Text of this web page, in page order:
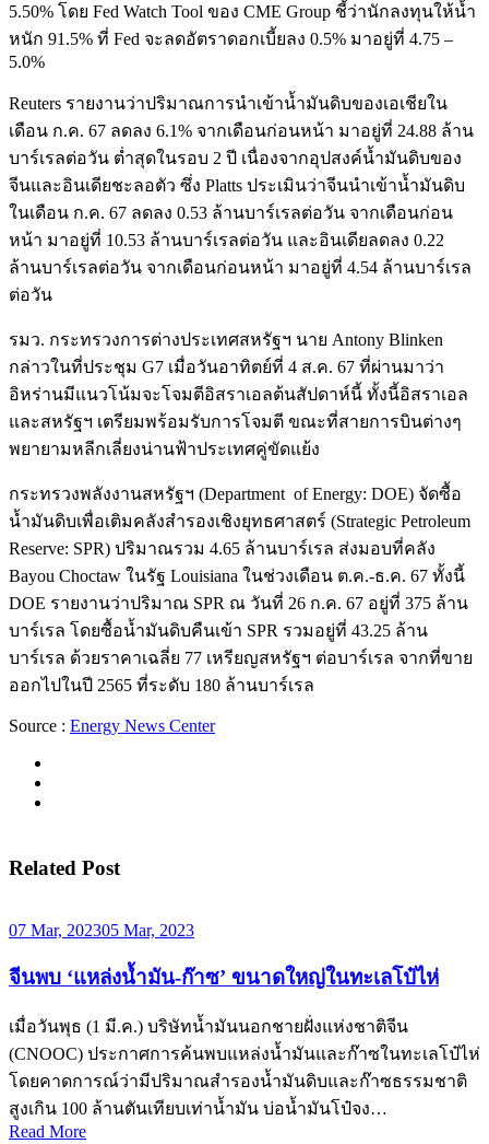
5.50% โดย Fed Watch Tool ของ CME Group ชี้ว่านักลงทุนให้น้ำ
หนัก 91.5% ที่ Fed จะลดอัตราดอกเบี้ยลง 0.5% มาอยู่ที่ 4.75 –
5.0%
Reuters รายงานว่าปริมาณการนำเข้าน้ำมันดิบของเอเชียใน
เดือน ก.ค. 67 ลดลง 6.1% จากเดือนก่อนหน้า มาอยู่ที่ 24.88 ล้าน
บาร์เรลต่อวัน ต่ำสุดในรอบ 2 ปี เนื่องจากอุปสงค์น้ำมันดิบของ
จีนและอินเดียชะลอตัว ซึ่ง Platts ประเมินว่าจีนนำเข้าน้ำมันดิบ
ในเดือน ก.ค. 67 ลดลง 0.53 ล้านบาร์เรลต่อวัน จากเดือนก่อน
หน้า มาอยู่ที่ 10.53 ล้านบาร์เรลต่อวัน และอินเดียลดลง 0.22
ล้านบาร์เรลต่อวัน จากเดือนก่อนหน้า มาอยู่ที่ 4.54 ล้านบาร์เรล
ต่อวัน
รมว. กระทรวงการต่างประเทศสหรัฐฯ นาย Antony Blinken
กล่าวในที่ประชุม G7 เมื่อวันอาทิตย์ที่ 4 ส.ค. 67 ที่ผ่านมาว่า
อิหร่านมีแนวโน้มจะโจมตีอิสราเอลต้นสัปดาห์นี้ ทั้งนี้อิสราเอล
และสหรัฐฯ เตรียมพร้อมรับการโจมตี ขณะที่สายการบินต่างๆ
พยายามหลีกเลี่ยงน่านฟ้าประเทศคู่ขัดแย้ง
กระทรวงพลังงานสหรัฐฯ (Department of Energy: DOE) จัดซื้อ
น้ำมันดิบเพื่อเติมคลังสำรองเชิงยุทธศาสตร์ (Strategic Petroleum
Reserve: SPR) ปริมาณรวม 4.65 ล้านบาร์เรล ส่งมอบที่คลัง
Bayou Choctaw ในรัฐ Louisiana ในช่วงเดือน ต.ค.-ธ.ค. 67 ทั้งนี้
DOE รายงานว่าปริมาณ SPR ณ วันที่ 26 ก.ค. 67 อยู่ที่ 375 ล้าน
บาร์เรล โดยซื้อน้ำมันดิบคืนเข้า SPR รวมอยู่ที่ 43.25 ล้าน
บาร์เรล ด้วยราคาเฉลี่ย 77 เหรียญสหรัฐฯ ต่อบาร์เรล จากที่ขาย
ออกไปในปี 2565 ที่ระดับ 180 ล้านบาร์เรล
Source : Energy News Center
Related Post
07 Mar, 202305 Mar, 2023
จีนพบ ‘แหล่งน้ำมัน-ก๊าซ’ ขนาดใหญ่ในทะเลโป๋ไห่
เมื่อวันพุธ (1 มี.ค.) บริษัทน้ำมันนอกชายฝั่งแห่งชาติจีน
(CNOOC) ประกาศการค้นพบแหล่งน้ำมันและก๊าซในทะเลโป๋ไห่
โดยคาดการณ์ว่ามีปริมาณสำรองน้ำมันดิบและก๊าซธรรมชาติ
สูงเกิน 100 ล้านตันเทียบเท่าน้ำมัน บ่อน้ำมันโป๋จง…
Read More